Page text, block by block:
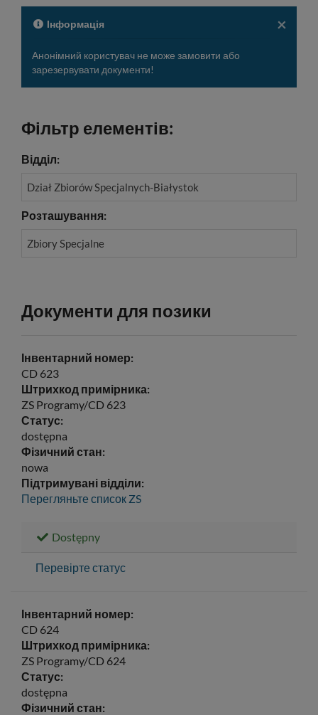
у
×
Інформація
Анонімний користувач не може замовити або
зарезервувати документи!
Фільтр елементів:
Відділ:
Dział Zbiorów Specjalnych-Białystok
Розташування:
Zbiory Specjalne
Документи для позики
Інвентарний номер:
CD 623
Штрихкод примірника:
ZS Programy/CD 623
Статус:
dostępna
Фізичний стан:
nowa
Підтримувані відділи:
Перегляньте список ZS
Dostępny
Перевірте статус
Інвентарний номер:
CD 624
Штрихкод примірника:
ZS Programy/CD 624
Статус:
dostępna
Фізичний стан: